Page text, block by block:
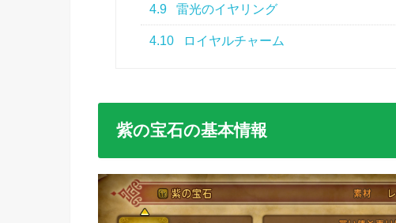
4.9 雷光のイヤリング
4.10 ロイヤルチャーム
紫の宝石の基本情報